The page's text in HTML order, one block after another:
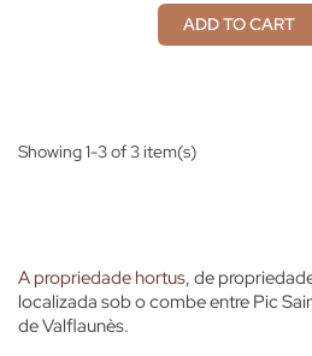
ADD TO CART
Showing 1-3 of 3 item(s)
A propriedade hortus, de
localizada sob o combe entre Pic
de Valflaunès.